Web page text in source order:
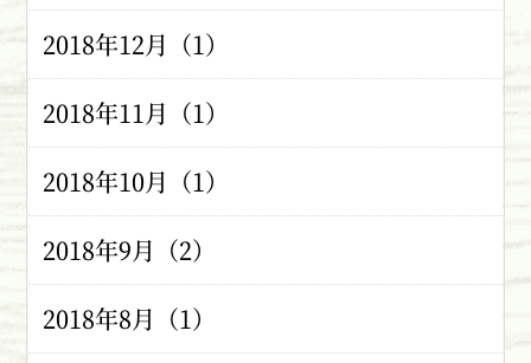
2018年12月（1）
2018年11月（1）
2018年10月（1）
2018年9月（2）
2018年8月（1）